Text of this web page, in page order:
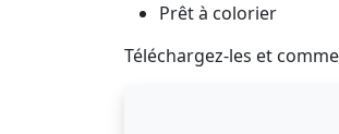
Prêt à colorier
Téléchargez-les et